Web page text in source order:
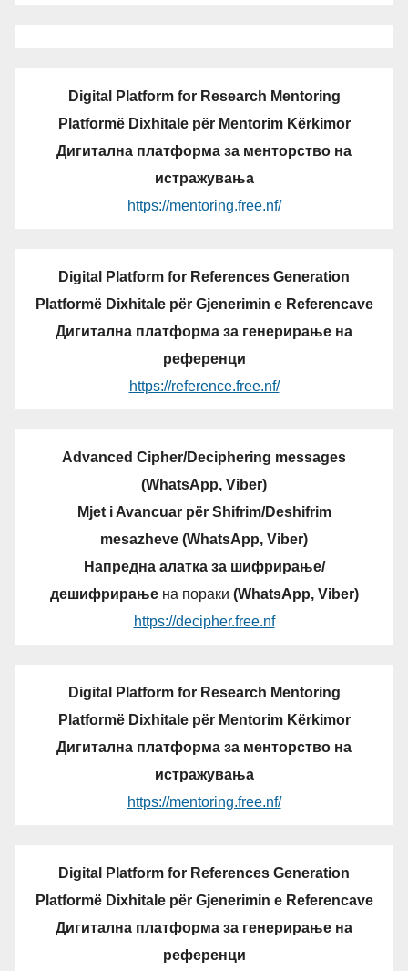
Digital Platform for Research Mentoring
Platformë Dixhitale për Mentorim Kërkimor
Дигитална платформа за менторство на
истражувања
https://mentoring.free.nf/
Digital Platform for References Generation
Platformë Dixhitale për Gjenerimin e Referencave
Дигитална платформа за генерирање на
референци
https://reference.free.nf/
Advanced Cipher/Deciphering messages
(WhatsApp, Viber)
Mjet i Avancuar për Shifrim/Deshifrim
mesazheve (WhatsApp, Viber)
Напредна алатка за шифрирање/
дешифрирањена пораки (WhatsApp, Viber)
https://decipher.free.nf
Digital Platform for Research Mentoring
Platformë Dixhitale për Mentorim Kërkimor
Дигитална платформа за менторство на
истражувања
https://mentoring.free.nf/
Digital Platform for References Generation
Platformë Dixhitale për Gjenerimin e Referencave
Дигитална платформа за генерирање на
референци